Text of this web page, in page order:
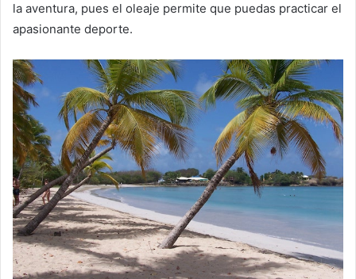
la aventura, pues el oleaje permite que puedas practicar el
apasionante deporte.